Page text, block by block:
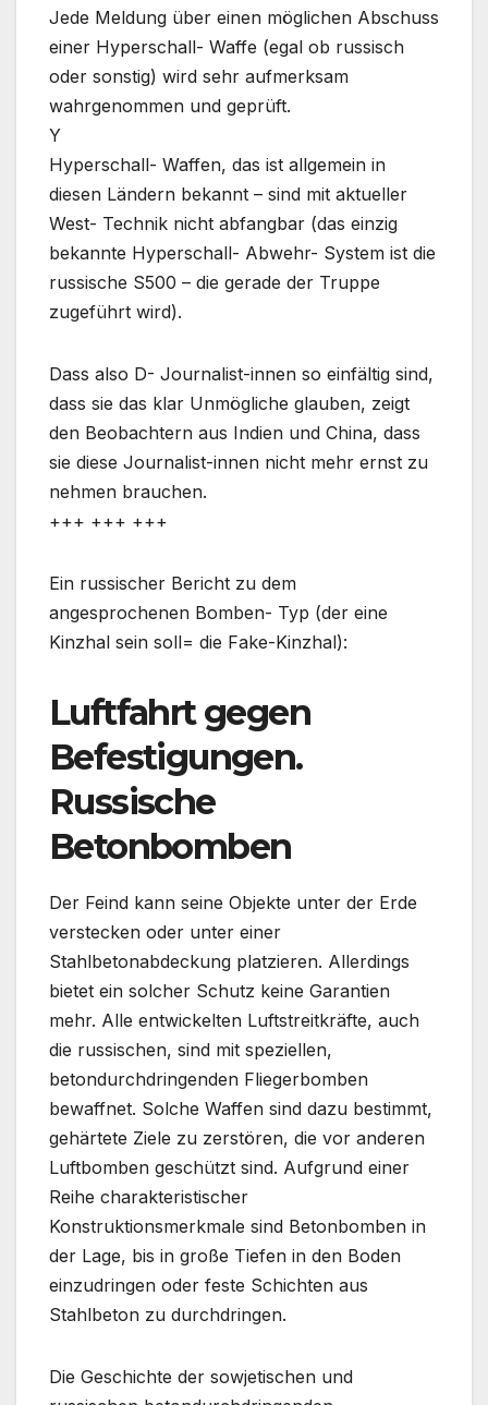
Jede Meldung über einen möglichen Abschuss
einer Hyperschall- Waffe (egal ob russisch
oder sonstig) wird sehr aufmerksam
wahrgenommen und geprüft.
Y
Hyperschall- Waffen, das ist allgemein in
diesen Ländern bekannt – sind mit aktueller
West- Technik nicht abfangbar (das einzig
bekannte Hyperschall- Abwehr- System ist die
russische S500 – die gerade der Truppe
zugeführt wird).
Dass also D- Journalist-innen so einfältig sind,
dass sie das klar Unmögliche glauben, zeigt
den Beobachtern aus Indien und China, dass
sie diese Journalist-innen nicht mehr ernst zu
nehmen brauchen.
+++ +++ +++
Ein russischer Bericht zu dem
angesprochenen Bomben- Typ (der eine
Kinzhal sein soll= die Fake-Kinzhal):
Luftfahrt gegen
Befestigungen.
Russische
Betonbomben
Der Feind kann seine Objekte unter der Erde
verstecken oder unter einer
Stahlbetonabdeckung platzieren. Allerdings
bietet ein solcher Schutz keine Garantien
mehr. Alle entwickelten Luftstreitkräfte, auch
die russischen, sind mit speziellen,
betondurchdringenden Fliegerbomben
bewaffnet. Solche Waffen sind dazu bestimmt,
gehärtete Ziele zu zerstören, die vor anderen
Luftbomben geschützt sind. Aufgrund einer
Reihe charakteristischer
Konstruktionsmerkmale sind Betonbomben in
der Lage, bis in große Tiefen in den Boden
einzudringen oder feste Schichten aus
Stahlbeton zu durchdringen.
Die Geschichte der sowjetischen und